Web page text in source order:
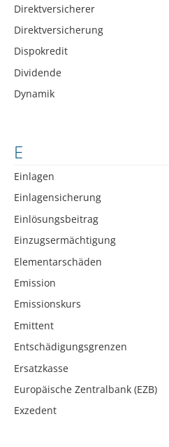
Direktversicherer
Direktversicherung
Dispokredit
Dividende
Dynamik
E
Einlagen
Einlagensicherung
Einlösungsbeitrag
Einzugsermächtigung
Elementarschäden
Emission
Emissionskurs
Emittent
Entschädigungsgrenzen
Ersatzkasse
Europäische Zentralbank (EZB)
Exzedent